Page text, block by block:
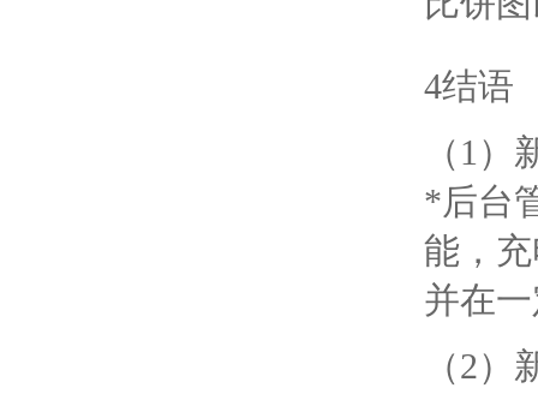
4结语
（1
*后台
能，
并在
（2